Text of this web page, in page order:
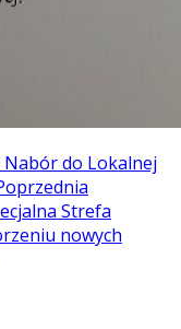
Nabór do Lokalnej
Strefa
nowych